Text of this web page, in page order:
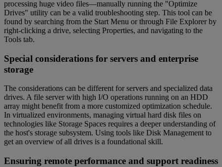
processing huge video files—manually running the "Optimize
Drives" utility can be a valid troubleshooting step. This tool can be
found by searching from the Start Menu or through File Explorer by
right-clicking a drive, selecting Properties, and navigating to the
Tools tab.
Special considerations for servers and enterprise
storage
The considerations can be different for servers and specialized data
drives. A file server with high I/O operations running on an HDD
array might benefit from a more customized optimization schedule.
In virtualized environments, managing virtual hard disk files on
technologies like Storage Spaces requires a deeper understanding of
the host's storage subsystem. Using tools like Disk Management to
get an overview of all drives is a foundational skill.
Ensuring remote performance and support readiness